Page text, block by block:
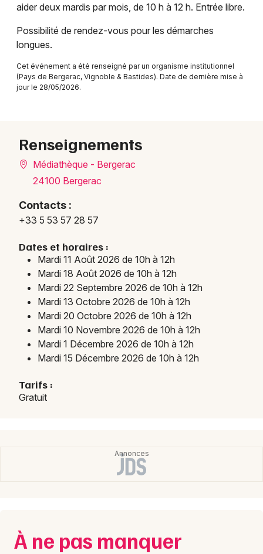
Artistes en tournée
Actus à Bergerac
24 - Dordogne
Mon email
Je m'abonne
aider deux mardis par mois, de 10 h à 12 h. Entrée libre.
Possibilité de rendez-vous pour les démarches
longues.
Cet événement a été renseigné par un organisme institutionnel
(Pays de Bergerac, Vignoble & Bastides). Date de dernière mise à
jour le 28/05/2026.
Renseignements
Médiathèque - Bergerac
24100 Bergerac
Contacts :
+33 5 53 57 28 57
Dates et horaires :
Mardi 11 Août 2026 de 10h à 12h
Mardi 18 Août 2026 de 10h à 12h
Mardi 22 Septembre 2026 de 10h à 12h
Mardi 13 Octobre 2026 de 10h à 12h
Mardi 20 Octobre 2026 de 10h à 12h
Mardi 10 Novembre 2026 de 10h à 12h
Mardi 1 Décembre 2026 de 10h à 12h
Mardi 15 Décembre 2026 de 10h à 12h
Tarifs :
Gratuit
À ne pas manquer